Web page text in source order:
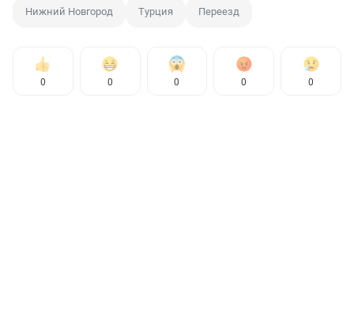
Нижний Новгород Турция Переезд
0 0 0 0 0